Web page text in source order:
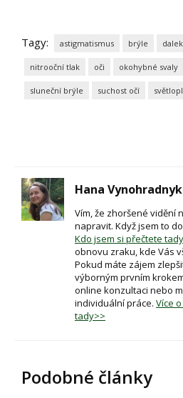
Tagy: astigmatismus brýle
nitrooční tlak oči okohybné svaly
sluneční brýle suchost očí
Hana
Vím, že zhoršené vidění
napravit. Když jsem to
Kdo jsem si přečtete
obnovu zraku, kde Vás
Pokud máte zájem
výborným prvním
online konzultaci nebo
individuální práce. Více
tady>>
Podobné články